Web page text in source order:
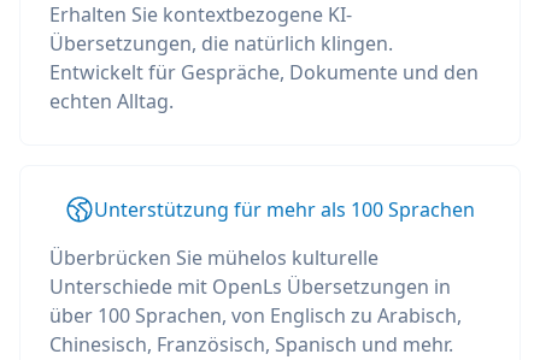
Erhalten Sie kontextbezogene KI-
Übersetzungen, die natürlich klingen.
Entwickelt für Gespräche, Dokumente und den
echten Alltag.
Unterstützung für mehr als 100 Sprachen
Überbrücken Sie mühelos kulturelle
Unterschiede mit OpenLs Übersetzungen in
über 100 Sprachen, von Englisch zu Arabisch,
Chinesisch, Französisch, Spanisch und mehr.